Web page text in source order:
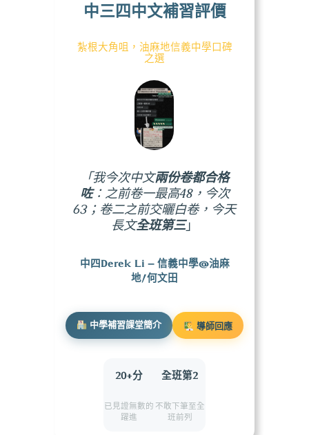
中三四中文補習評價
紮根大角咀，油麻地信義中學口碑
之選
「我今次中文兩份卷都合格
咗：之前卷一最高48，今次
63；卷二之前交曬白卷，今天
長文全班第三 」
中四Derek Li – 信義中學@油麻
地/何文田
中學補習課堂簡介 導師回應
弦月導師回應
20+分
已見證無數的
躍進
全班第2
不敢下筆至全
班前列